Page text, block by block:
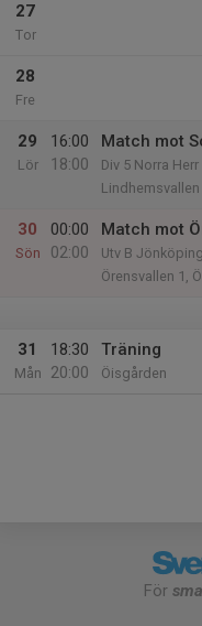
27
Tor
28
Fre
29
Lör
16:00
18:00
Match mot
Div 5 Norra Herr
30
Sön
00:00
02:00
Match mot
Utv B Jönköping
Örensvallen 1,
31
Mån
18:30
20:00
Träning
Öisgården
För